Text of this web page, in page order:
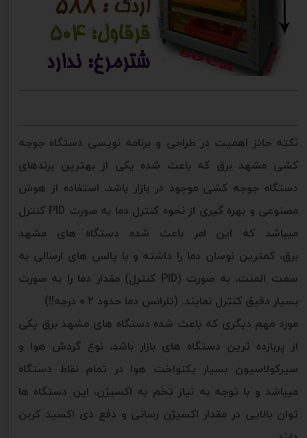
نکته حائز اهمیت در طراحی و برنامه نویسی دستگاه جوجه
کشی مشهد برق که باعث شده یکی از بهترین برندهای
دستگاه جوجه کشی موجود در بازار باشد، استفاده از هوش
مصنوعی و بهره گیری از نحوه کنترل دما به صورت PID کنترل
میباشد که این امر باعث شده دستگاه های مشهد
برق، کمترین نوسان دما را داشته و با پالس های ارسالی به
سمت المنت، به صورت (PID کنترل) مقدار دما را به صورت
بسیار دقیق کنترل نمایند. (تلرانس دما حدود 0.2 درجه!!)
مورد مهم دیگری که باعث شده دستگاه های مشهد برق یکی
از پربازده ترین دستگاه های بازار باشد، نوع گردش هوا و
سیرکولاسیون بسیار یکنواخت هوا در تمام نقاط دستگاه
میباشد و با توجه به نیاز تخم به اکسیژن، این دستگاه ها
توان بالایی در مقدار اکسیژن رسانی و دفع دی اکسید کربن